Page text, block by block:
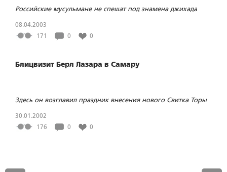
Российские мусульмане не спешат под знамена джихада
08.04.2003
171
0 0
Блицвизит Берл Лазара в Самару
Здесь он возглавил праздник внесения нового Свитка Торы
30.01.2002
176
0 0